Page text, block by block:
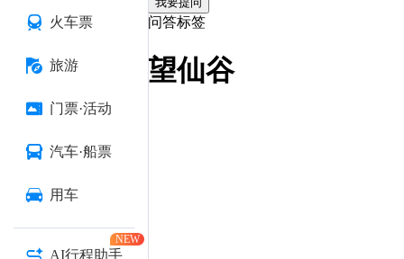
火车票
旅游
门票·活动
汽车·船票
用车
AI行程助手
NEW
问答标签
望仙谷